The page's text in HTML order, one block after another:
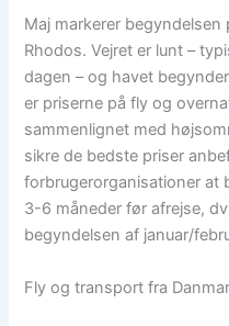
Maj markerer
Rhodos. Vejret er lunt –
dagen – og havet
er priserne på fly og
sammenlignet med
sikre de bedste priser
forbrugerorganisationer at
3-6 måneder før afrejse,
begyndelsen af januar/
Fly og transport fra